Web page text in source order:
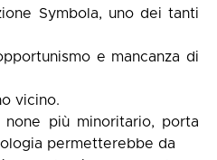
Symbola, uno dei tanti
e mancanza di
vicino.
più minoritario, porta
permetterebbe da